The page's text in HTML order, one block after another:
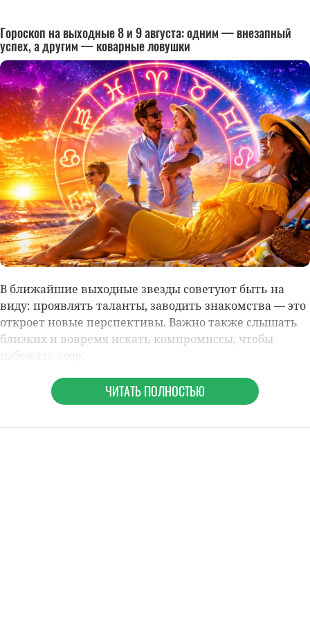
Гороскоп на выходные 8 и 9 августа: одним — внезапный
успех, а другим — коварные ловушки
В ближайшие выходные звезды советуют быть на
виду: проявлять таланты, заводить знакомства — это
откроет новые перспективы. Важно также слышать
близких и вовремя искать компромиссы, чтобы
избежать ссор.
ЧИТАТЬ ПОЛНОСТЬЮ